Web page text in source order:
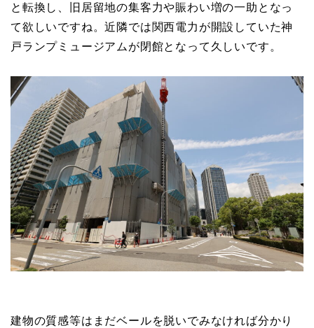
と転換し、旧居留地の集客力や賑わい増の一助となっ
て欲しいですね。近隣では関西電力が開設していた神
戸ランプミュージアムが閉館となって久しいです。
建物の質感等はまだベールを脱いでみなければ分かり